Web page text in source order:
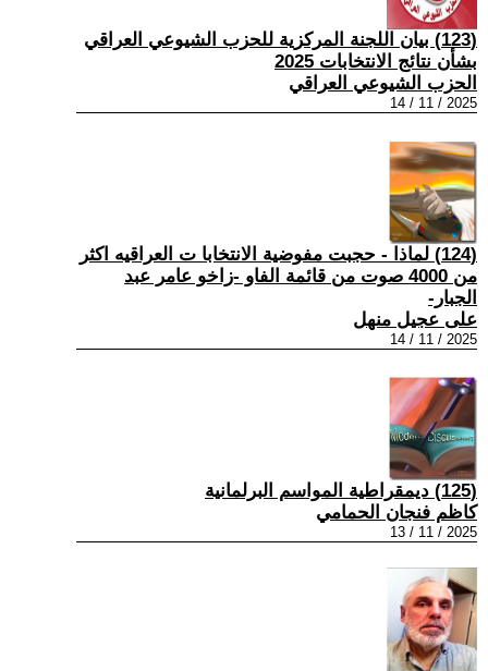
(123) بيان اللجنة المركزية للحزب الشيوعي العراقي
بشأن نتائج الانتخابات 2025
الحزب الشيوعي العراقي
2025 / 11 / 14
(124) لماذا - حجبت مفوضية الانتخابا ت العراقيه اكثر
من 4000 صوت من قائمة الفاو -زاخو عامر عبد
الجبار-
على عجيل منهل
2025 / 11 / 14
(125) ديمقراطية المواسم البرلمانية
كاظم فنجان الحمامي
2025 / 11 / 13